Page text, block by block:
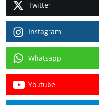
Twitter
Instagram
Whatsapp
Youtube